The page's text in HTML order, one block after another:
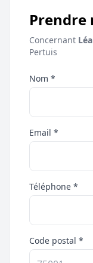
Prendre
Concernant
Pertuis
Nom *
Email *
Téléphone *
Code postal *